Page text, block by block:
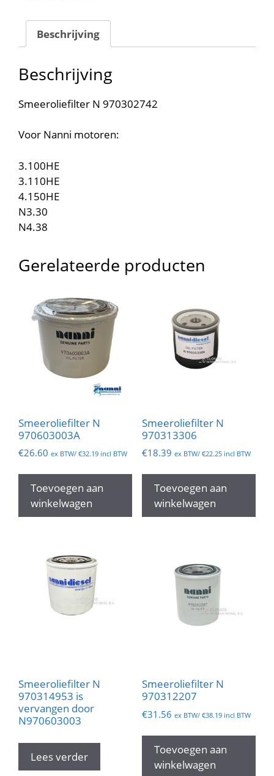
Beschrijving
Beschrijving
Smeeroliefilter N 970302742
Voor Nanni motoren:
3.100HE
3.110HE
4.150HE
N3.30
N4.38
Gerelateerde producten
Smeeroliefilter N
970603003A
€26.60 ex BTW/ €32.19 incl BTW
Toevoegen aan
winkelwagen
Smeeroliefilter N
970313306
€18.39 ex BTW/ €22.25incl BTW
Toevoegen aan
winkelwagen
Smeeroliefilter N
970314953 is
vervangen door
N970603003
Lees verder
Smeeroliefilter N
970312207
€31.56 ex BTW/ €38.19incl BTW
Toevoegen aan
winkelwagen